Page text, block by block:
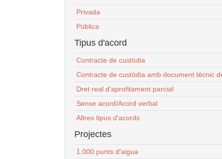
Privada
Pública
Tipus d'acord
Contracte de custòdia
Contracte de custòdia amb document tècnic
Dret real d'aprofitament parcial
Sense acord/Acord verbal
Altres tipus d'acords
Projectes
1.000 punts d'aigua